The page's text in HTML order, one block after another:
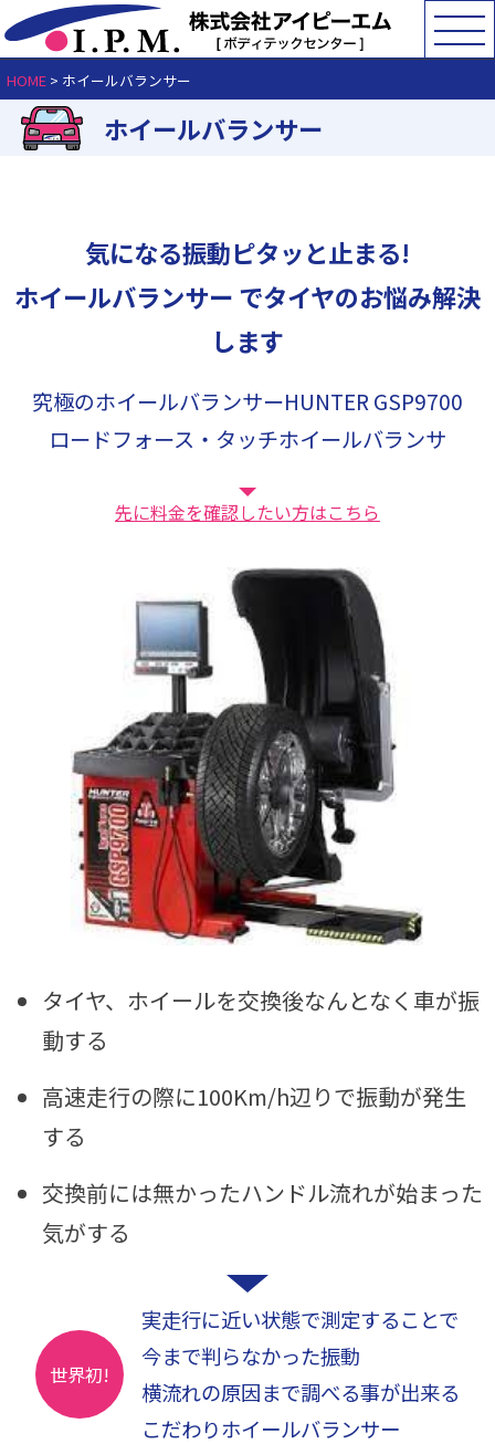
HOME > ホイールバランサー
ホイールバランサー
気になる振動ピタッと止まる!
ホイールバランサー でタイヤのお悩み解決
します
究極のホイールバランサーHUNTER GSP9700
ロードフォース・タッチホイールバランサ
先に料金を確認したい方はこちら
タイヤ、ホイールを交換後なんとなく車が振
動する
高速走行の際に100Km/h辺りで振動が発生
する
交換前には無かったハンドル流れが始まった
気がする
世界初!
実走行に近い状態で測定することで
今まで判らなかった振動
横流れの原因まで調べる事が出来る
こだわりホイールバランサー